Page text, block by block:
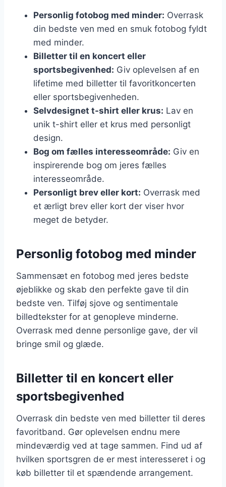
Personlig fotobog med minder: Overrask
din bedste ven med en smuk fotobog fyldt
med minder.
Billetter til en koncert eller
sportsbegivenhed: Giv oplevelsen af en
lifetime med billetter til favoritkoncerten
eller sportsbegivenheden.
Selvdesignet t-shirt eller krus: Lav en
unik t-shirt eller et krus med personligt
design.
Bog om fælles interesseområde: Giv en
inspirerende bog om jeres fælles
interesseområde.
Personligt brev eller kort: Overrask med
et ærligt brev eller kort der viser hvor
meget de betyder.
Personlig fotobog med minder
Sammensæt en fotobog med jeres bedste
øjeblikke og skab den perfekte gave til din
bedste ven. Tilføj sjove og sentimentale
billedtekster for at genopleve minderne.
Overrask med denne personlige gave, der vil
bringe smil og glæde.
Billetter til en koncert eller
sportsbegivenhed
Overrask din bedste ven med billetter til deres
favoritband. Gør oplevelsen endnu mere
mindeværdig ved at tage sammen. Find ud af
hvilken sportsgren de er mest interesseret i og
køb billetter til et spændende arrangement.